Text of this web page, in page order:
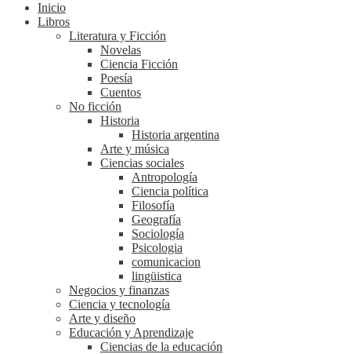
Inicio
Libros
Literatura y Ficción
Novelas
Ciencia Ficción
Poesía
Cuentos
No ficción
Historia
Historia argentina
Arte y música
Ciencias sociales
Antropología
Ciencia política
Filosofía
Geografía
Sociología
Psicologia
comunicacion
lingüistica
Negocios y finanzas
Ciencia y tecnología
Arte y diseño
Educación y Aprendizaje
Ciencias de la educación